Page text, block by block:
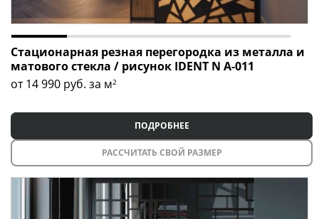
Стационарная резная перегородка из металла и
матового стекла / рисунок IDENT N A-011
от 14 990 руб. за м2
ПОДРОБНЕЕ
РАССЧИТАТЬ СВОЙ РАЗМЕР